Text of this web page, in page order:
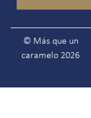
© Más que un
caramelo 2026